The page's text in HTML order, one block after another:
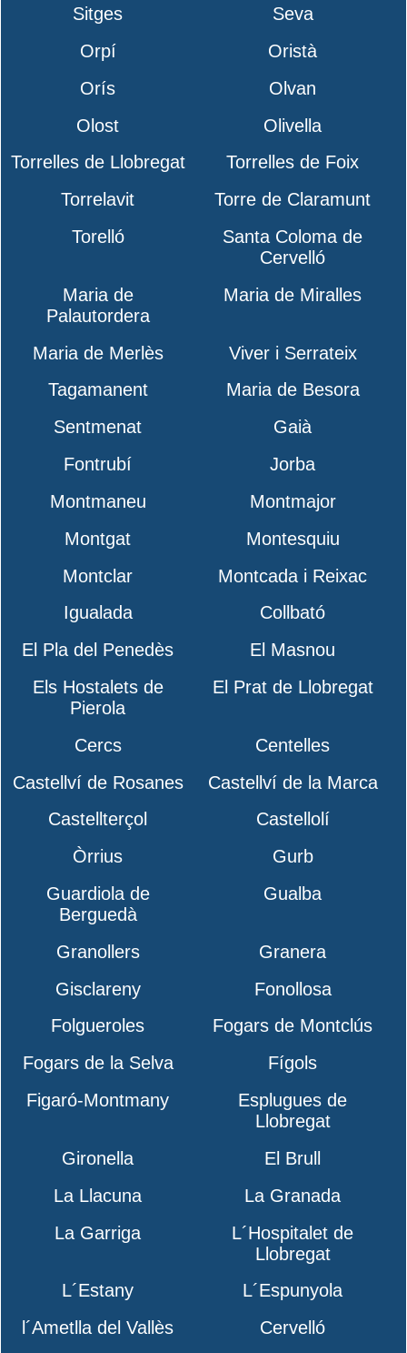
Sitges
Seva
Orpí
Oristà
Orís
Olvan
Olost
Olivella
Torrelles de Llobregat
Torrelles de Foix
Torrelavit
Torre de Claramunt
Torelló
Santa Coloma de
Cervelló
Maria de
Palautordera
Maria de Miralles
Maria de Merlès
Viver i Serrateix
Tagamanent
Maria de Besora
Sentmenat
Gaià
Fontrubí
Jorba
Montmaneu
Montmajor
Montgat
Montesquiu
Montclar
Montcada i Reixac
Igualada
Collbató
El Pla del Penedès
El Masnou
Els Hostalets de
Pierola
El Prat de Llobregat
Cercs
Centelles
Castellví de Rosanes
Castellví de la Marca
Castellterçol
Castellolí
Òrrius
Gurb
Guardiola de
Berguedà
Gualba
Granollers
Granera
Gisclareny
Fonollosa
Folgueroles
Fogars de Montclús
Fogars de la Selva
Fígols
Figaró-Montmany
Esplugues de
Llobregat
Gironella
El Brull
La Llacuna
La Granada
La Garriga
L´Hospitalet de
Llobregat
L´Estany
L´Espunyola
l´Ametlla del Vallès
Cervelló